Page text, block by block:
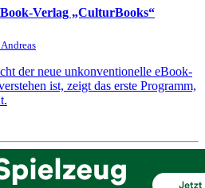
Verlag „CulturBooks“
der neue unkonventionelle eBook-
ist, zeigt das erste Programm,